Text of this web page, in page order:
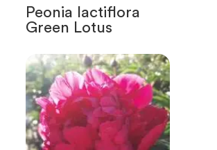
Peonia lactiflora
Green Lotus